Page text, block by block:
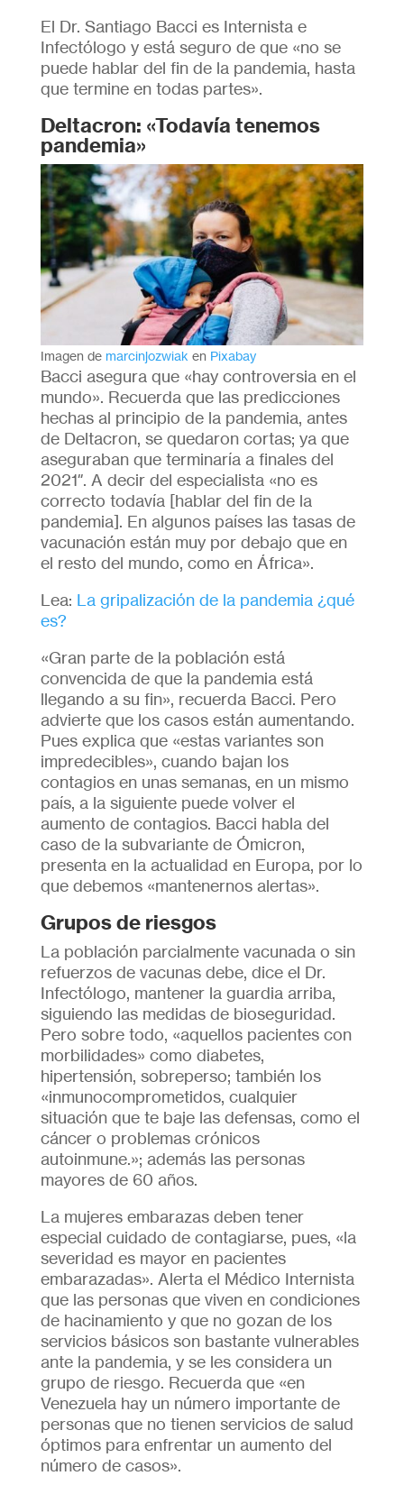
El Dr. Santiago Bacci es Internista e
Infectólogo y está seguro de que «no se
puede hablar del fin de la pandemia, hasta
que termine en todas partes».
Deltacron: «Todavía tenemos
pandemia»
Imagen de marcinjozwiak en Pixabay
Bacci asegura que «hay controversia en el
mundo». Recuerda que las predicciones
hechas al principio de la pandemia, antes
de Deltacron, se quedaron cortas; ya que
aseguraban que terminaría a finales del
2021″. A decir del especialista «no es
correcto todavía [hablar del fin de la
pandemia]. En algunos países las tasas de
vacunación están muy por debajo que en
el resto del mundo, como en África».
Lea: La gripalización de la pandemia ¿qué
es?
«Gran parte de la población está
convencida de que la pandemia está
llegando a su fin», recuerda Bacci. Pero
advierte que los casos están aumentando.
Pues explica que «estas variantes son
impredecibles», cuando bajan los
contagios en unas semanas, en un mismo
país, a la siguiente puede volver el
aumento de contagios. Bacci habla del
caso de la subvariante de Ómicron,
presenta en la actualidad en Europa, por lo
que debemos «mantenernos alertas».
Grupos de riesgos
La población parcialmente vacunada o sin
refuerzos de vacunas debe, dice el Dr.
Infectólogo, mantener la guardia arriba,
siguiendo las medidas de bioseguridad.
Pero sobre todo, «aquellos pacientes con
morbilidades» como diabetes,
hipertensión, sobreperso; también los
«inmunocomprometidos, cualquier
situación que te baje las defensas, como el
cáncer o problemas crónicos
autoinmune.»; además las personas
mayores de 60 años.
La mujeres embarazas deben tener
especial cuidado de contagiarse, pues, «la
severidad es mayor en pacientes
embarazadas». Alerta el Médico Internista
que las personas que viven en condiciones
de hacinamiento y que no gozan de los
servicios básicos son bastante vulnerables
ante la pandemia, y se les considera un
grupo de riesgo. Recuerda que «en
Venezuela hay un número importante de
personas que no tienen servicios de salud
óptimos para enfrentar un aumento del
número de casos».